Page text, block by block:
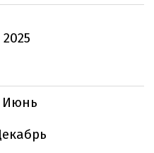
2025
Июнь